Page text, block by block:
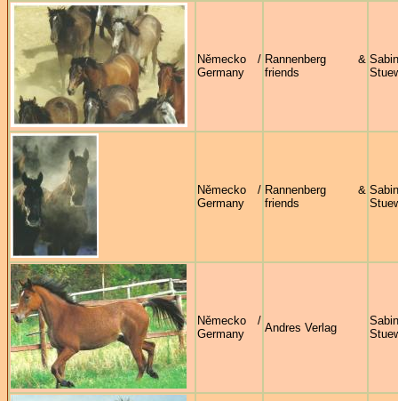
Německo /
Germany
Rannenberg &
friends
Německo /
Germany
Rannenberg &
friends
Německo /
Germany
Andres Verlag